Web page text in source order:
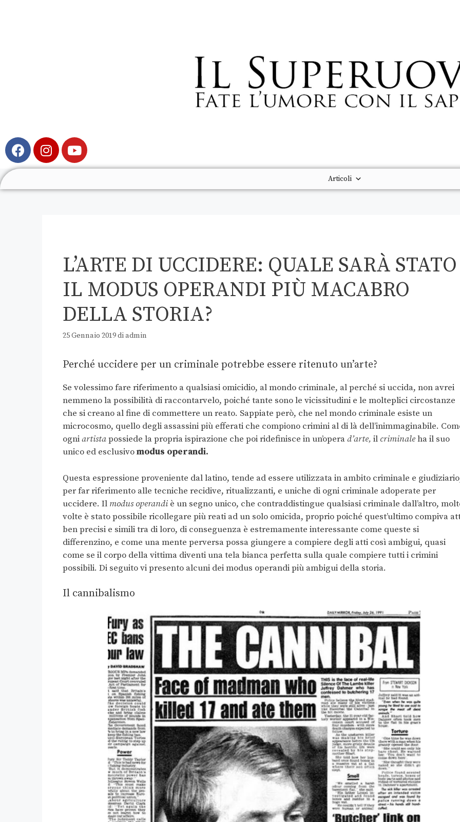
Articoli
L’ARTE DI UCCIDERE: QUALE SARÀ STATO
IL MODUS OPERANDI PIÙ MACABRO
DELLA STORIA?
25 Gennaio 2019diadmin
Perché uccidere per un criminale potrebbe essere ritenuto un’arte?
Se volessimo fare riferimento a qualsiasi omicidio, al mondo criminale, al perché si uccida, non avrei
nemmeno la possibilità di raccontarvelo, poiché tante sono le vicissitudini e le molteplici circostanze
che si creano al fine di commettere un reato. Sappiate però, che nel mondo criminale esiste un
microcosmo, quello degli assassini più efferati che compiono crimini al di là dell’inimmaginabile.
ogniartistapossiede la propria ispirazione che poi ridefinisce in un’operad’arte, il criminaleha il suo
unico ed esclusivomodus operandi.
Questa espressione proveniente dal latino, tende ad essere utilizzata in ambito criminale e
per far riferimento alle tecniche recidive, ritualizzanti, e uniche di ogni criminale adoperate per
uccidere. Il modus operandi è un segno unico, che contraddistingue qualsiasi criminale dall’altro,
volte è stato possibile ricollegare più reati ad un solo omicida, proprio poiché quest’ultimo compiva
ben precisi e simili tra di loro, di conseguenza è estremamente interessante come queste si
differenzino, e come una mente perversa possa giungere a compiere degli atti così ambigui, quasi
come se il corpo della vittima diventi una tela bianca perfetta sulla quale compiere tutti i crimini
possibili. Di seguito vi presento alcuni dei modus operandi più ambigui della storia.
Il cannibalismo